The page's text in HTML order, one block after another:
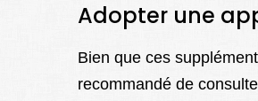
Adopter une
Bien que ces
recommandé de